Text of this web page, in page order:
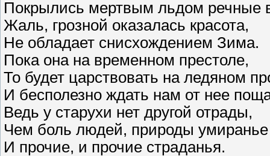
Покрылись мертвым льдом речные
Жаль, грозной оказалась красота,
Не обладает снисхождением Зима.
Пока она на временном престоле,
То будет царствовать на ледяном
И бесполезно ждать нам от нее
Ведь у старухи нет другой отрады,
Чем боль людей, природы умиранье
И прочие, и прочие страданья.